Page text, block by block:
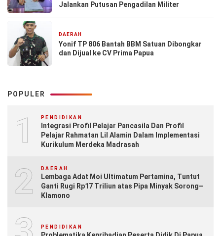
Jalankan Putusan Pengadilan Militer
DAERAH
Yonif TP 806 Bantah BBM Satuan Dibongkar
dan Dijual ke CV Prima Papua
POPULER
1 PENDIDIKAN
Integrasi Profil Pelajar Pancasila Dan Profil
Pelajar Rahmatan Lil Alamin Dalam Implementasi
Kurikulum Merdeka Madrasah
2 DAERAH
Lembaga Adat Moi Ultimatum Pertamina, Tuntut
Ganti Rugi Rp17 Triliun atas Pipa Minyak Sorong–
Klamono
PENDIDIKAN